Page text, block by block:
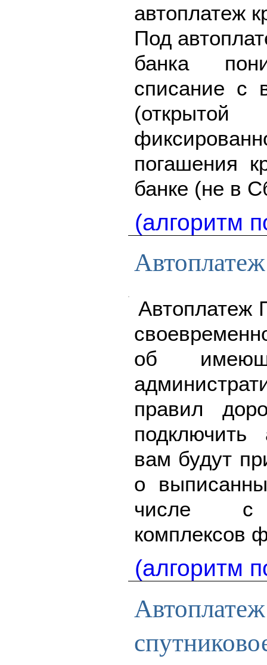
автоплатеж
Под
банка
списание с
погашения
банке (не в
(алгоритм
Автоплатеж
об
правил
вам будут
о
числе с
комплексов
(алгоритм